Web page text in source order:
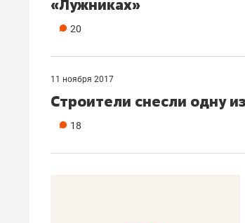
«Лужниках»
20
11 ноября 2017
​Строители снесли одну
18